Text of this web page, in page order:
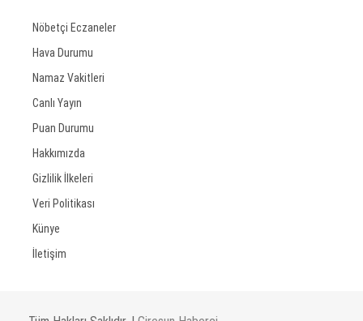
Nöbetçi Eczaneler
Hava Durumu
Namaz Vakitleri
Canlı Yayın
Puan Durumu
Hakkımızda
Gizlilik İlkeleri
Veri Politikası
Künye
İletişim